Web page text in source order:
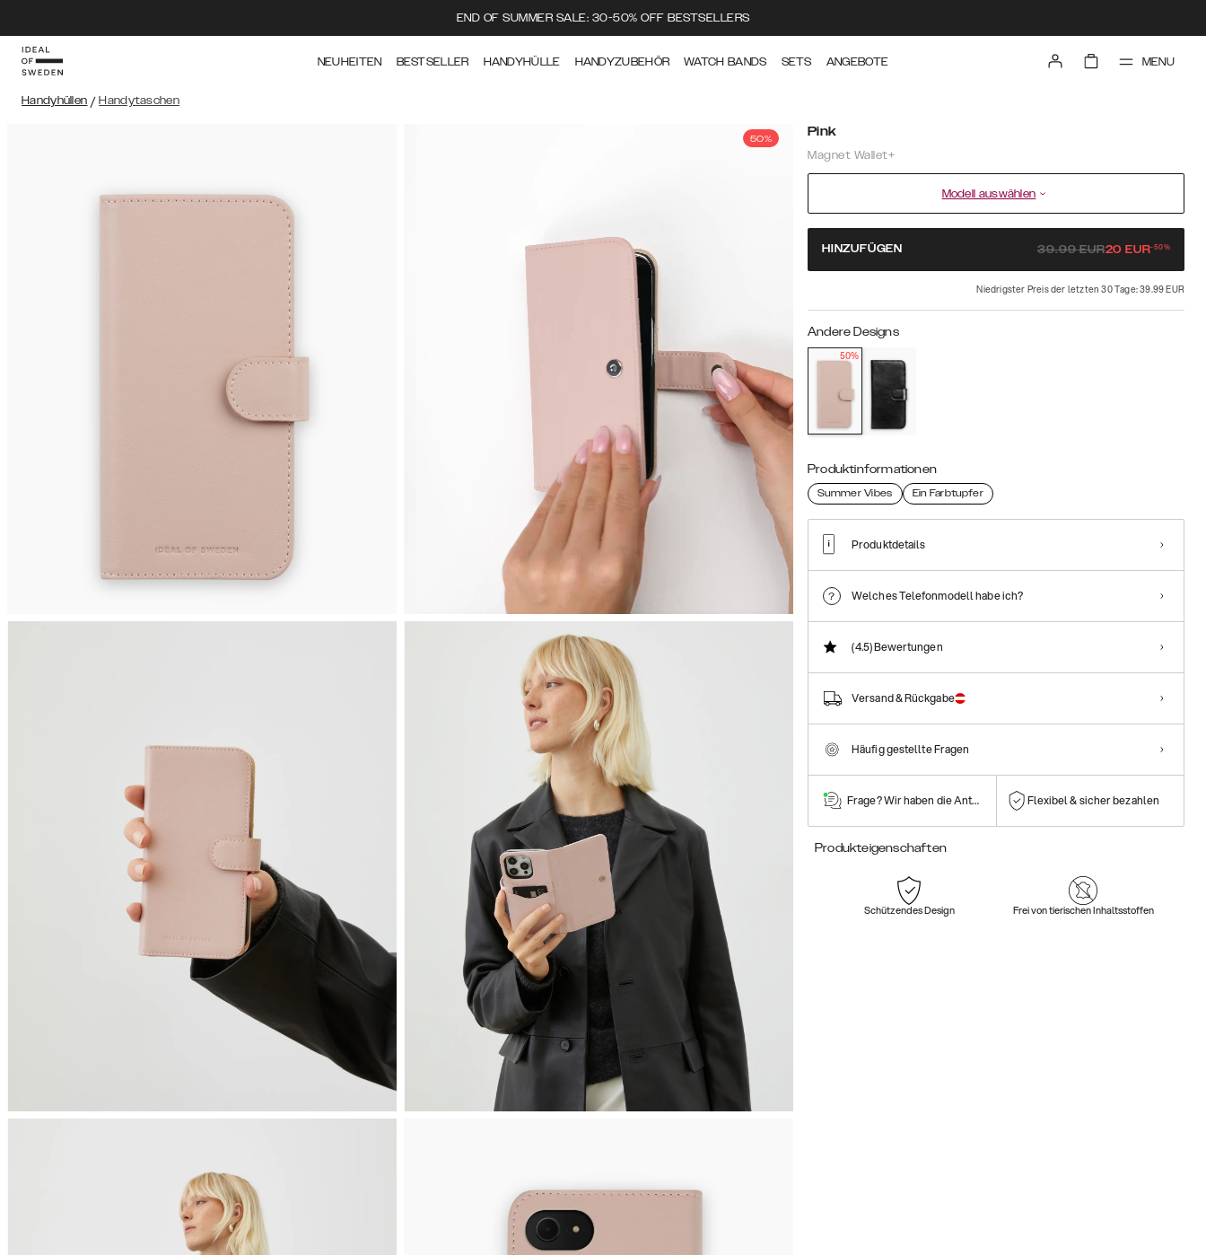
END OF SUMMER SALE: 30-50% OFF BESTSELLERS
NEUHEITEN BESTSELLER HANDYHÜLLE HANDYZUBEHÖR WATCH BANDS SETS ANGEBOTE MENU
Handyhüllen / Handytaschen
50% Pink
Magnet Wallet+
Modell auswählen
HINZUFÜGEN 39.99EUR20 EUR-50%
Niedrigster Preis der letzten 30 Tage: 39.99 EUR
Andere Designs
50%
Produktinformationen
Summer Vibes Ein Farbtupfer
Produktdetails
Welches Telefonmodell habe ich?
(4.5)Bewertungen
Versand & Rückgabe
Häufig gestellte Fragen
Frage? Wir haben die Antwort! Flexibel & sicher bezahlen
Produkteigenschaften
Schützendes Design Frei von tierischen Inhaltsstoffen